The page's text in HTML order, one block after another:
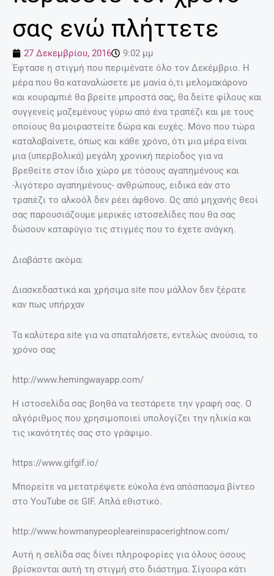
σας ενώ πλήττετε
27 Δεκεμβρίου, 2016
9:02 μμ
Έφτασε η στιγμή που περιμένατε όλο τον Δεκέμβριο. Η
μέρα που θα καταναλώσετε με μανία ό,τι μελομακάρονο
και κουραμπιέ θα βρείτε μπροστά σας, θα δείτε φίλους και
συγγενείς μαζεμένους γύρω από ένα τραπέζι και με τους
οποίους θα μοιραστείτε δώρα και ευχές. Μόνο που τώρα
καταλαβαίνετε, όπως και κάθε χρόνο, ότι μια μέρα είναι
μια (υπερβολικά) μεγάλη χρονική περίοδος για να
βρεθείτε στον ίδιο χώρο με τόσους αγαπημένους και
-λιγότερο αγαπημένους- ανθρώπους, ειδικά εάν στο
τραπέζι το αλκοόλ δεν ρέει άφθονο. Ως από μηχανής θεοί
σας παρουσιάζουμε μερικές ιστοσελίδες που θα σας
δώσουν καταφύγιο τις στιγμές που το έχετε ανάγκη.
Διαβάστε ακόμα:
Διασκεδαστικά και χρήσιμα site που μάλλον δεν ξέρατε
καν πως υπήρχαν
Τα καλύτερα site για να σπαταλήσετε, εντελώς ανούσια, το
χρόνο σας
​http://www.hemingwayapp.com/
Η ιστοσελίδα σας βοηθά να τεστάρετε την γραφή σας. Ο
αλγόριθμος που χρησιμοποιεί υπολογίζει την ηλικία και
τις ικανότητές σας στο γράψιμο.
https://www.gifgif.io/
Μπορείτε να μετατρέψετε εύκολα ένα απόσπασμα βίντεο
στο YouTube σε GIF. Απλά εθιστικό.
http://www.howmanypeopleareinspacerightnow.com/
Αυτή η σελίδα σας δίνει πληροφορίες για όλους όσους
βρίσκονται αυτή τη στιγμή στο διάστημα. Σίγουρα κάτι